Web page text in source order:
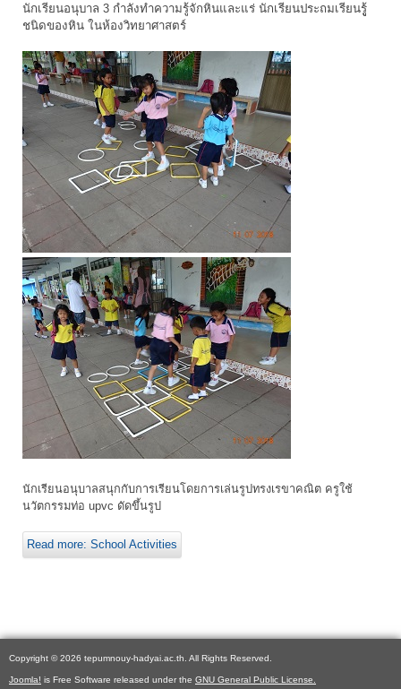
นักเรียนอนุบาล 3 กำลังทำความรู้จักหินและแร่ นักเรียนประถมเรียนรูู้
ชนิดของหิน ในห้องวิทยาศาสตร์
นักเรียนอนุบาลสนุกกับการเรียนโดยการเล่นรูปทรงเรขาคณิต ครูใช้
นวัตกรรมท่อ upvc ดัดขึ้นรูป
Read more: School Activities
Copyright © 2026 tepumnouy-hadyai.ac.th. All Rights Reserved.
Joomla! is Free Software released under the GNU General Public License.